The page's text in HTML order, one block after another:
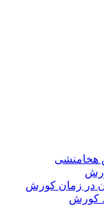
هخامنشی
در زمان کورش
کورش